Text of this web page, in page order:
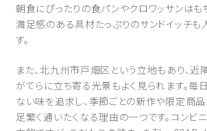
朝食にぴったりの食パンやクロワッサンはも
満足感のある具材たっぷりのサンドイッチ
す。
また、北九州市戸畑区という立地もあり、
がてらに立ち寄る光景もよく見られます。毎
ない味を追求し、季節ごとの新作や限定商品
足繁く通いたくなる理由の一つです。コンビ